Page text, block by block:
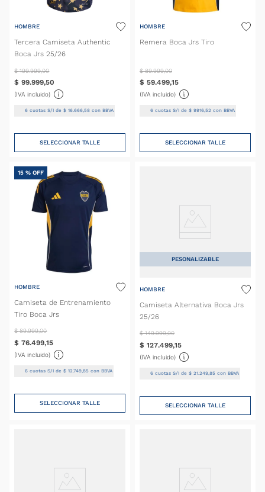
HOMBRE
Tercera Camiseta Authentic
Boca Jrs 25/26
$ 199.999,00
$ 99.999,50
(IVA incluido)
6 cuotas S/I de$ 16.666,58 con BBVA
SELECCIONAR TALLE
HOMBRE
Remera Boca Jrs Tiro
$ 89.999,00
$ 59.499,15
(IVA incluido)
6cuotas S/I de $ 9916,52con BBVA
SELECCIONAR TALLE
15 % OFF
HOMBRE
Camiseta de Entrenamiento
Tiro Boca Jrs
$ 89.999,00
$ 76.499,15
(IVA incluido)
6 cuotas S/I de$ 12 .749 ,85 con BBVA
SELECCIONAR TALLE
PESONALIZABLE
HOMBRE
Camiseta Alternativa Boca Jrs
25/26
$ 149.999,00
$ 127.499,15
(IVA incluido)
6cuotas S/I de $ 21. 249, 85con BBVA
SELECCIONAR TALLE